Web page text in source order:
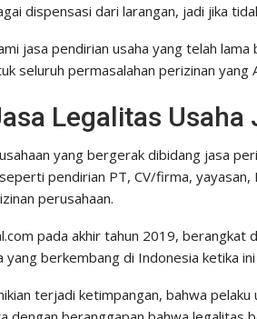
dispensasi dari larangan, jadi jika
jasa pendirian usaha yang telah
seluruh permasalahan perizinan yang
Legalitas Usaha
yang bergerak dibidang jasa
pendirian PT, CV/firma, yayasan,
perusahaan.
pada akhir tahun 2019, berangkat
yang berkembang di Indonesia ketika
terjadi ketimpangan, bahwa pelaku